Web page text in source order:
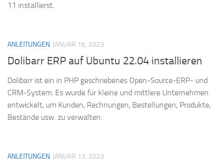
11 installierst.
ANLEITUNGEN JANUAR 16, 2023
Dolibarr ERP auf Ubuntu 22.04 installieren
Dolibarr ist ein in PHP geschriebenes Open-Source-ERP- und
CRM-System. Es wurde für kleine und mittlere Unternehmen
entwickelt, um Kunden, Rechnungen, Bestellungen, Produkte,
Bestände usw. zu verwalten.
ANLEITUNGEN JANUAR 13, 2023